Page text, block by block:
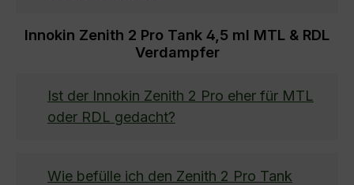
Innokin Zenith 2 Pro Tank 4,5 ml MTL & RDL
Verdampfer
Ist der Innokin Zenith 2 Pro eher für MTL
oder RDL gedacht?
Wie befülle ich den Zenith 2 Pro Tank